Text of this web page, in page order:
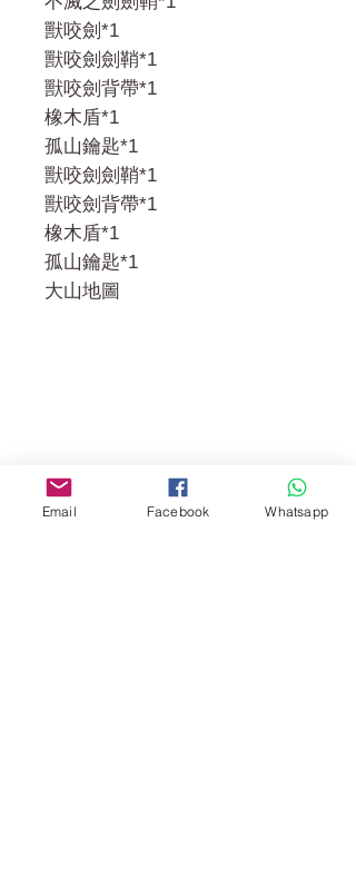
獸咬劍*1
獸咬劍劍鞘*1
獸咬劍背帶*1
橡木盾*1
孤山鑰匙*1
獸咬劍劍鞘*1
獸咬劍背帶*1
橡木盾*1
孤山鑰匙*1
大山地圖
地址︰
Email Facebook Whatsapp